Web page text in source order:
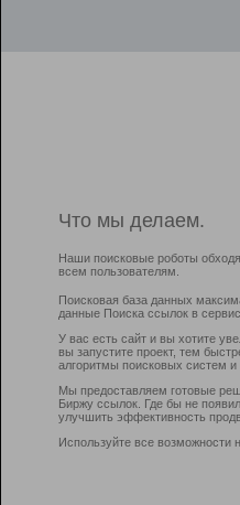
Что мы делаем.
Наши поисковые роботы
всем пользователям.
Поисковая база данных
данные Поиска ссылок в
У вас есть сайт и вы хотите
вы запустите проект, тем
алгоритмы поисковых систем
Мы предоставляем готовые
Биржу ссылок. Где бы не
улучшить эффективность
Используйте все возможности